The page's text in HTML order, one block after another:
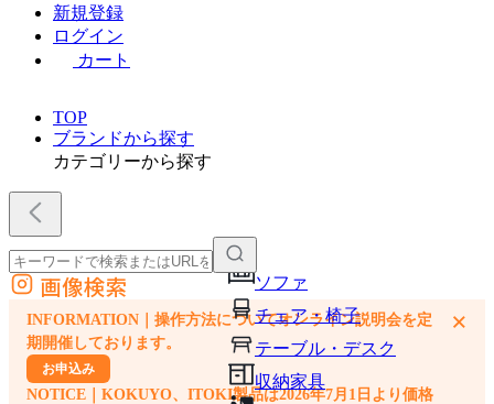
新規登録
ログイン
カート
TOP
ブランドから探す
カテゴリーから探す
ソファ
チェア・椅子
テーブル・デスク
収納家具
外部サイトの商品をカートに追加
他のサイトで見つけた商品ページのURLを貼り付けて、カートに追加できます
画像検索
INFORMATION｜操作方法についてオンライン説明会を定
期開催しております。
お申込み
NOTICE｜KOKUYO、ITOKI製品は2026年7月1日より価格
×